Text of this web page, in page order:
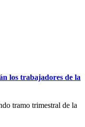
los trabajadores de la
tramo trimestral de la